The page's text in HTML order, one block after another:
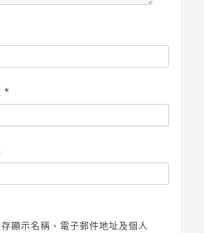
*
顯示名稱、電子郵件地址及個人